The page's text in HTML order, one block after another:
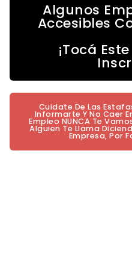
Algunos
Accesibles
¡Tocá
Cuidate De Las
Informarte Y No Caer
Empleo NUNCA Te
Alguien Te Llama
Empresa, Por